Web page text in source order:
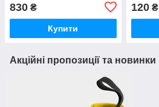
830 ₴
Купити
120₴
Акційні пропозиції та новинки